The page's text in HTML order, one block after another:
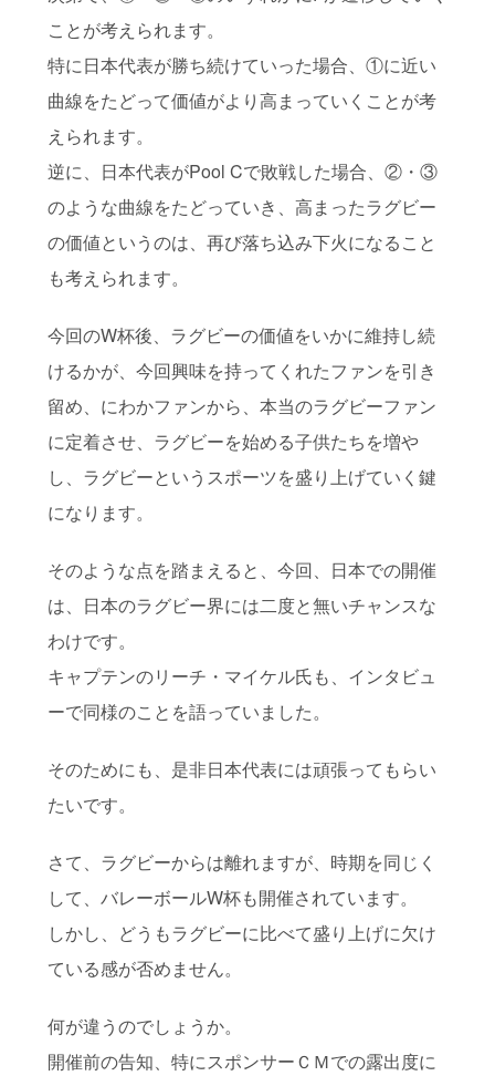
ことが考えられます。
特に日本代表が勝ち続けていった場合、①に近い
曲線をたどって価値がより高まっていくことが考
えられます。
逆に、日本代表がPool Cで敗戦した場合、②・③
のような曲線をたどっていき、高まったラグビー
の価値というのは、再び落ち込み下火になること
も考えられます。
今回のW杯後、ラグビーの価値をいかに維持し続
けるかが、今回興味を持ってくれたファンを引き
留め、にわかファンから、本当のラグビーファン
に定着させ、ラグビーを始める子供たちを増や
し、ラグビーというスポーツを盛り上げていく鍵
になります。
そのような点を踏まえると、今回、日本での開催
は、日本のラグビー界には二度と無いチャンスな
わけです。
キャプテンのリーチ・マイケル氏も、インタビュ
ーで同様のことを語っていました。
そのためにも、是非日本代表には頑張ってもらい
たいです。
さて、ラグビーからは離れますが、時期を同じく
して、バレーボールW杯も開催されています。
しかし、どうもラグビーに比べて盛り上げに欠け
ている感が否めません。
何が違うのでしょうか。
開催前の告知、特にスポンサーＣＭでの露出度に